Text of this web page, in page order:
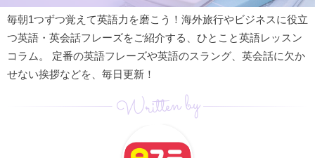
毎朝1つずつ覚えて英語力を磨こう！海外旅行やビジネスに役立
つ英語・英会話フレーズをご紹介する、ひとこと英語レッスン
コラム。 定番の英語フレーズや英語のスラング、英会話に欠か
せない挨拶などを、毎日更新！
Written by